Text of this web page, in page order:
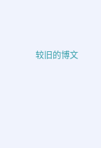
较旧的博文